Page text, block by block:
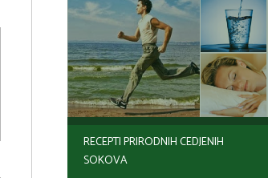
RECEPTI PRIRODNIH CEDJENIH
SOKOVA